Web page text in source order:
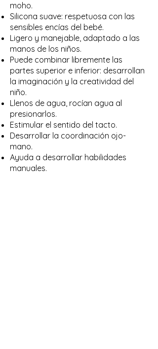
moho.
Silicona suave: respetuosa con las
sensibles encías del bebé.
Ligero y manejable, adaptado a las
manos de los niños.
Puede combinar libremente las
partes superior e inferior: desarrollan
la imaginación y la creatividad del
niño.
Llenos de agua, rocían agua al
presionarlos.
Estimular el sentido del tacto.
Desarrollar la coordinación ojo-
mano.
Ayuda a desarrollar habilidades
manuales.